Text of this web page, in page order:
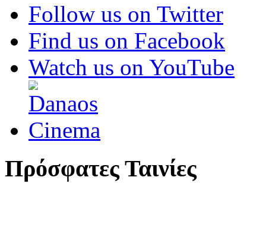
Follow us on Twitter
Find us on Facebook
Watch us on YouTube
Πρόσφατες Ταινίες